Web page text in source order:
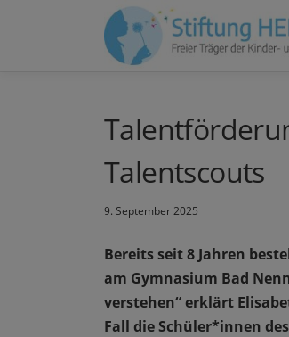
Talentscouts
9. September 2025
Bereits seit 8 Jahren
am Gymnasium Bad
verstehen“ erklärt
Fall die Schüler*innen